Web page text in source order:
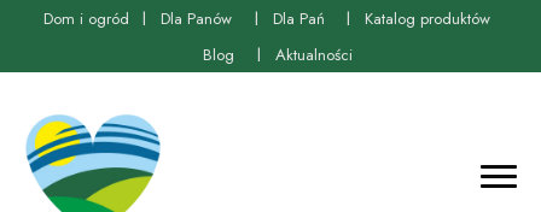
Dom i ogród Dla Panów Dla Pań
Katalog produktów
Blog
Aktualności